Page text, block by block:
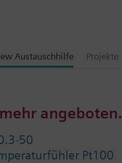
Austauschhilfe Projekte
angeboten.
50
Pt100